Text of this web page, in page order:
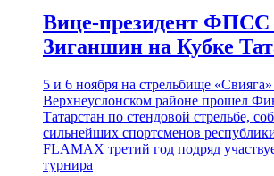
Вице-президент
Зиганшин на Кубке
5 и 6 ноября на стрельбище «Свияга»
Верхнеуслонском районе прошел
Татарстан по стендовой стрельбе,
сильнейших спортсменов
FLAMAX третий год подряд
турнира